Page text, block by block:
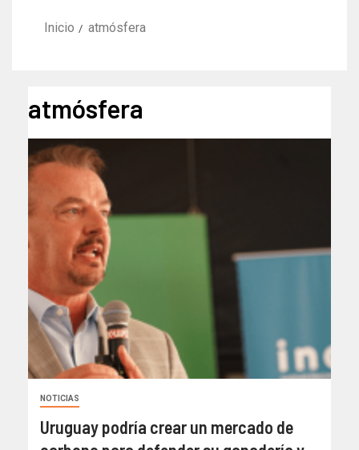
Inicio atmósfera
atmósfera
NOTICIAS
Uruguay podría crear un mercado de